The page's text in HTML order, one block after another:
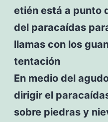
etién está a punto
del paracaídas
llamas con los
tentación
En medio del
dirigir el
sobre piedras y